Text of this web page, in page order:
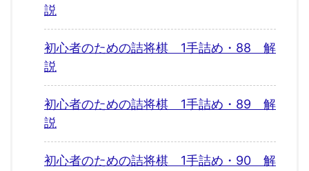
説
初心者のための詰将棋 1手詰め・88 解
説
初心者のための詰将棋 1手詰め・89 解
説
初心者のための詰将棋 1手詰め・90 解